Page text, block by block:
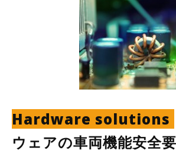
Hardware solutions
ウェアの車両機能安全